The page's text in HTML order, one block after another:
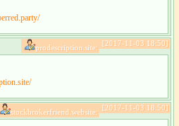
[2017-11-03 18:50]
prodescription.site:
[2017-11-03 18:50]
stockbrokerfriend.website: